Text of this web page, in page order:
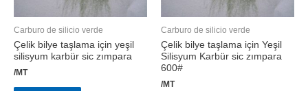
Carburo de silicio verde
Çelik bilye taşlama için yeşil
silisyum karbür sic zımpara
/MT
Carburo de silicio verde
Çelik bilye taşlama için Yeşil
Silisyum Karbür sic zımpara
600#
/MT